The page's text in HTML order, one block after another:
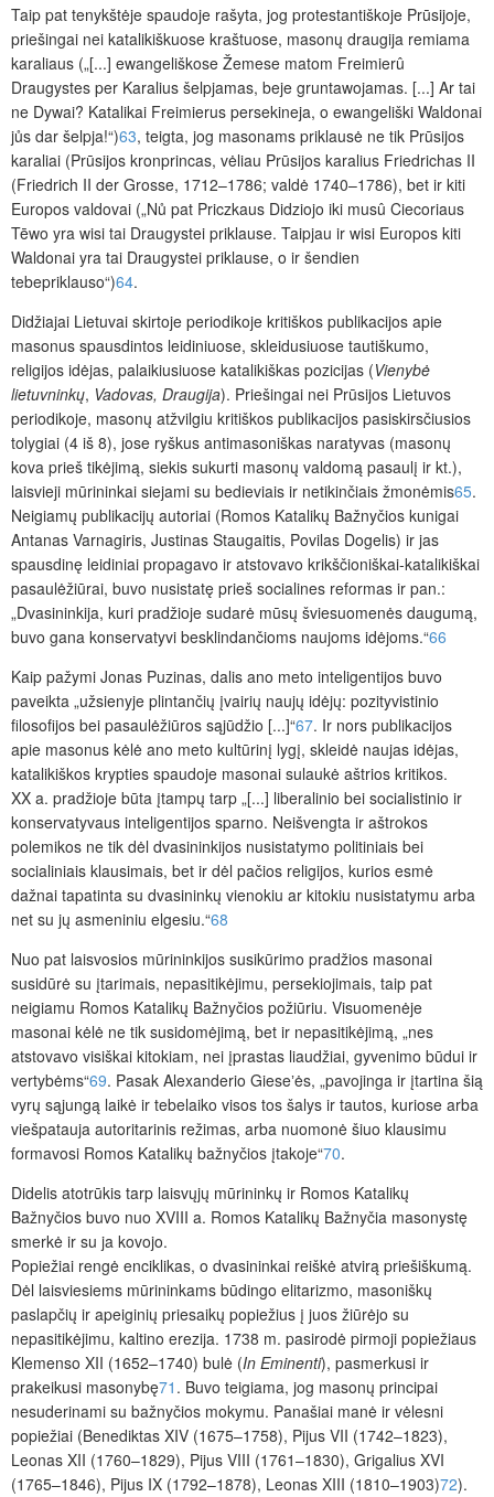
Taip pat tenykštėje spaudoje rašyta, jog protestantiškoje Prūsijoje,
priešingai nei katalikiškuose kraštuose, masonų draugija remiama
karaliaus („[...] ewangeliškose Žemese matom Freimierû
Draugystes per Karalius šelpjamas, beje gruntawojamas. [...] Ar tai
ne Dywai? Katalikai Freimierus persekineja, o ewangeliški Waldonai
jůs dar šelpja!“)63, teigta, jog masonams priklausė ne tik Prūsijos
karaliai (Prūsijos kronprincas, vėliau Prūsijos karalius Friedrichas II
(Friedrich II der Grosse, 1712–1786; valdė 1740–1786), bet ir kiti
Europos valdovai („Nů pat Priczkaus Didziojo iki musû Ciecoriaus
Tēwo yra wisi tai Draugystei priklause. Taipjau ir wisi Europos kiti
Waldonai yra tai Draugystei priklause, o ir šendien
tebepriklauso“)64.
Didžiajai Lietuvai skirtoje periodikoje kritiškos publikacijos apie
masonus spausdintos leidiniuose, skleidusiuose tautiškumo,
religijos idėjas, palaikiusiuose katalikiškas pozicijas (Vienybė
lietuvninkų, Vadovas, Draugija). Priešingai nei Prūsijos Lietuvos
periodikoje, masonų atžvilgiu kritiškos publikacijos pasiskirsčiusios
tolygiai (4 iš 8), jose ryškus antimasoniškas naratyvas (masonų
kova prieš tikėjimą, siekis sukurti masonų valdomą pasaulį ir kt.),
laisvieji mūrininkai siejami su bedieviais ir netikinčiais žmonėmis65.
Neigiamų publikacijų autoriai (Romos Katalikų Bažnyčios kunigai
Antanas Varnagiris, Justinas Staugaitis, Povilas Dogelis) ir jas
spausdinę leidiniai propagavo ir atstovavo krikščioniškai-katalikiškai
pasaulėžiūrai, buvo nusistatę prieš socialines reformas ir pan.:
„Dvasininkija, kuri pradžioje sudarė mūsų šviesuomenės daugumą,
buvo gana konservatyvi besklindančioms naujoms idėjoms.“66
Kaip pažymi Jonas Puzinas, dalis ano meto inteligentijos buvo
paveikta „užsienyje plintančių įvairių naujų idėjų: pozityvistinio
filosofijos bei pasaulėžiūros sąjūdžio [...]“67. Ir nors publikacijos
apie masonus kėlė ano meto kultūrinį lygį, skleidė naujas idėjas,
katalikiškos krypties spaudoje masonai sulaukė aštrios kritikos.
XX a. pradžioje būta įtampų tarp „[...] liberalinio bei socialistinio ir
konservatyvaus inteligentijos sparno. Neišvengta ir aštrokos
polemikos ne tik dėl dvasininkijos nusistatymo politiniais bei
socialiniais klausimais, bet ir dėl pačios religijos, kurios esmė
dažnai tapatinta su dvasininkų vienokiu ar kitokiu nusistatymu arba
net su jų asmeniniu elgesiu.“68
Nuo pat laisvosios mūrininkijos susikūrimo pradžios masonai
susidūrė su įtarimais, nepasitikėjimu, persekiojimais, taip pat
neigiamu Romos Katalikų Bažnyčios požiūriu. Visuomenėje
masonai kėlė ne tik susidomėjimą, bet ir nepasitikėjimą, „nes
atstovavo visiškai kitokiam, nei įprastas liaudžiai, gyvenimo būdui ir
vertybėms“69. Pasak Alexanderio Gieseʼės, „pavojinga ir įtartina šią
vyrų sąjungą laikė ir tebelaiko visos tos šalys ir tautos, kuriose arba
viešpatauja autoritarinis režimas, arba nuomonė šiuo klausimu
formavosi Romos Katalikų bažnyčios įtakoje“70.
Didelis atotrūkis tarp laisvųjų mūrininkų ir Romos Katalikų
Bažnyčios buvo nuo XVIII a. Romos Katalikų Bažnyčia masonystę
smerkė ir su ja kovojo.
Popiežiai rengė enciklikas, o dvasininkai reiškė atvirą priešiškumą.
Dėl laisviesiems mūrininkams būdingo elitarizmo, masoniškų
paslapčių ir apeiginių priesaikų popiežius į juos žiūrėjo su
nepasitikėjimu, kaltino erezija. 1738 m. pasirodė pirmoji popiežiaus
Klemenso XII (1652–1740) bulė (In Eminenti), pasmerkusi ir
prakeikusi masonybę71 . Buvo teigiama, jog masonų principai
nesuderinami su bažnyčios mokymu. Panašiai manė ir vėlesni
popiežiai (Benediktas XIV (1675–1758), Pijus VII (1742–1823),
Leonas XII (1760–1829), Pijus VIII (1761–1830), Grigalius XVI
(1765–1846), Pijus IX (1792–1878), Leonas XIII (1810–1903)72).